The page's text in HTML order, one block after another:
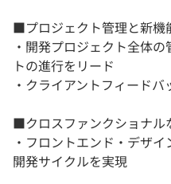
■プロジェクト管理と新機
・開発プロジェクト全体
トの進行をリード
・クライアントフィード
■クロスファンクショナル
・フロントエンド・デザ
開発サイクルを実現